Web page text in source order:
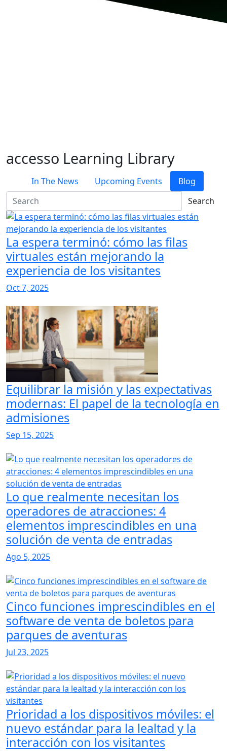
accesso Learning Library
In The News Upcoming Events
Blog
Search
La espera terminó: cómo las filas
virtuales están mejorando la
experiencia de los visitantes
Oct 7, 2025
Equilibrar la misión y las expectativas
modernas: El papel de la tecnología en
admisiones
Sep 15, 2025
Lo que realmente necesitan los
operadores de atracciones: 4
elementos imprescindibles en una
solución de venta de entradas
Ago 5, 2025
Cinco funciones imprescindibles en el
software de venta de boletos para
parques de aventuras
Jul 23, 2025
Prioridad a los dispositivos móviles: el
nuevo estándar para la lealtad y la
interacción con los visitantes